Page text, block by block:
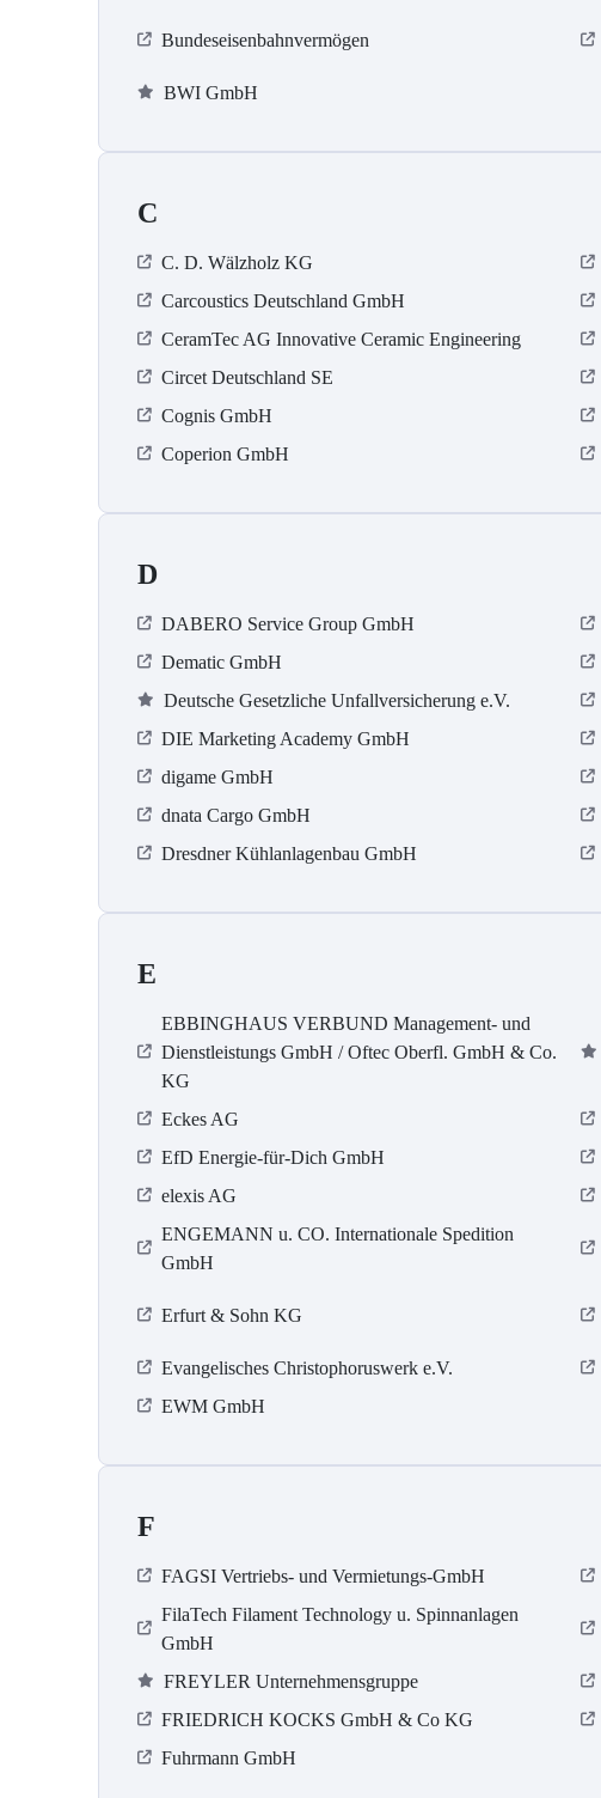
Bundeseisenbahnvermögen
BWI GmbH
C
C. D. Wälzholz KG
Carcoustics Deutschland GmbH
CeramTec AG Innovative Ceramic Engineering
Circet Deutschland SE
Cognis GmbH
Coperion GmbH
D
DABERO Service Group GmbH
Dematic GmbH
Deutsche Gesetzliche Unfallversicherung e.V.
DIE Marketing Academy GmbH
digame GmbH
dnata Cargo GmbH
Dresdner Kühlanlagenbau GmbH
E
EBBINGHAUS VERBUND Management- und
Dienstleistungs GmbH / Oftec Oberfl. GmbH & Co.
KG
Eckes AG
EfD Energie-für-Dich GmbH
elexis AG
ENGEMANN u. CO. Internationale Spedition
GmbH
Erfurt & Sohn KG
Evangelisches Christophoruswerk e.V.
EWM GmbH
F
FAGSI Vertriebs- und Vermietungs-GmbH
FilaTech Filament Technology u. Spinnanlagen
GmbH
FREYLER Unternehmensgruppe
FRIEDRICH KOCKS GmbH & Co KG
Fuhrmann GmbH